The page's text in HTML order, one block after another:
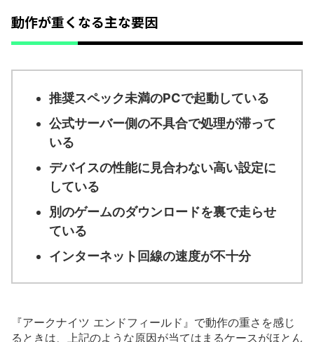
動作が重くなる主な要因
推奨スペック未満のPCで起動している
公式サーバー側の不具合で処理が滞って
いる
デバイスの性能に見合わない高い設定に
している
別のゲームのダウンロードを裏で走らせ
ている
インターネット回線の速度が不十分
『アークナイツ エンドフィールド』で動作の重さを感じ
るときは、上記のような原因が当てはまるケースがほとん